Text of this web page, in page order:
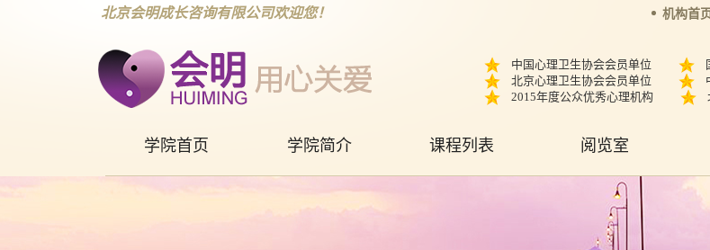
北京会明成长咨询有限公司欢迎您！ 机构首
中国心理卫生协会会员单位
北京心理卫生协会会员单位
2015年度公众优秀心理机构
学院首页 学院简介 课程列表 阅览室